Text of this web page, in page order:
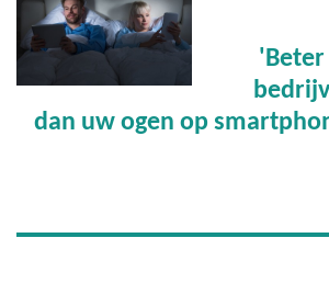
dan uw ogen op